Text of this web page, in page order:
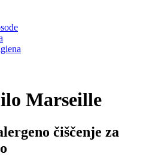
Marseille
čiščenje za